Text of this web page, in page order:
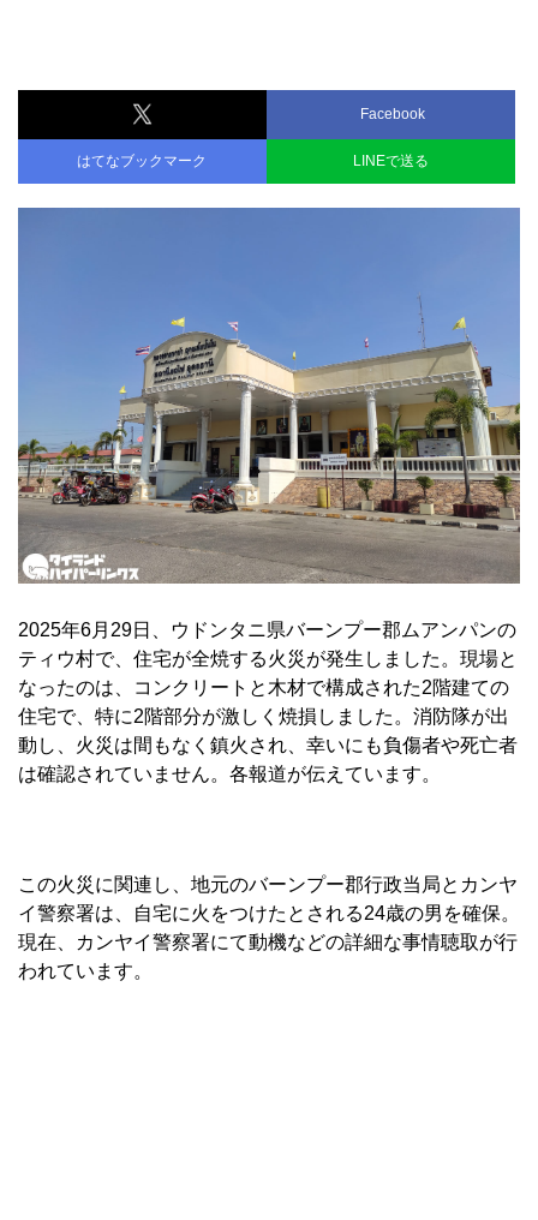
Facebook
はてなブックマーク LINEで送る
2025年6月29日、ウドンタニ県バーンプー郡ムアンパンの
ティウ村で、住宅が全焼する火災が発生しました。現場と
なったのは、コンクリートと木材で構成された2階建ての
住宅で、特に2階部分が激しく焼損しました。消防隊が出
動し、火災は間もなく鎮火され、幸いにも負傷者や死亡者
は確認されていません。各報道が伝えています。
この火災に関連し、地元のバーンプー郡行政当局とカンヤ
イ警察署は、自宅に火をつけたとされる24歳の男を確保。
現在、カンヤイ警察署にて動機などの詳細な事情聴取が行
われています。